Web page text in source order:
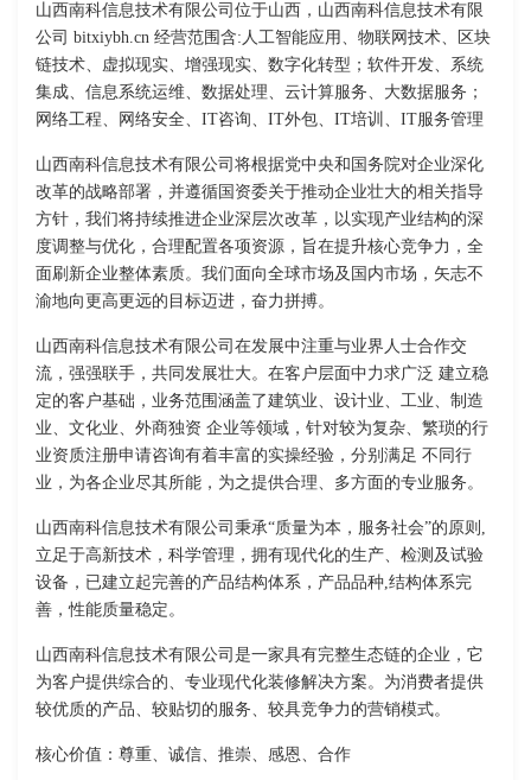
山西南科信息技术有限公司位于山西，山西南科信息技术有限
公司 bitxiybh.cn 经营范围含:人工智能应用、物联网技术、区块
链技术、虚拟现实、增强现实、数字化转型；软件开发、系统
集成、信息系统运维、数据处理、云计算服务、大数据服务；
网络工程、网络安全、IT咨询、IT外包、IT培训、IT服务管理
山西南科信息技术有限公司将根据党中央和国务院对企业深化
改革的战略部署，并遵循国资委关于推动企业壮大的相关指导
方针，我们将持续推进企业深层次改革，以实现产业结构的深
度调整与优化，合理配置各项资源，旨在提升核心竞争力，全
面刷新企业整体素质。我们面向全球市场及国内市场，矢志不
渝地向更高更远的目标迈进，奋力拼搏。
山西南科信息技术有限公司在发展中注重与业界人士合作交
流，强强联手，共同发展壮大。在客户层面中力求广泛 建立稳
定的客户基础，业务范围涵盖了建筑业、设计业、工业、制造
业、文化业、外商独资 企业等领域，针对较为复杂、繁琐的行
业资质注册申请咨询有着丰富的实操经验，分别满足 不同行
业，为各企业尽其所能，为之提供合理、多方面的专业服务。
山西南科信息技术有限公司秉承“质量为本，服务社会”的原则,
立足于高新技术，科学管理，拥有现代化的生产、检测及试验
设备，已建立起完善的产品结构体系，产品品种,结构体系完
善，性能质量稳定。
山西南科信息技术有限公司是一家具有完整生态链的企业，它
为客户提供综合的、专业现代化装修解决方案。为消费者提供
较优质的产品、较贴切的服务、较具竞争力的营销模式。
核心价值：尊重、诚信、推崇、感恩、合作